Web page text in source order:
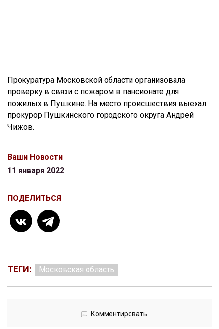
Прокуратура Московской области организовала
проверку в связи с пожаром в пансионате для
пожилых в Пушкине. На место происшествия выехал
прокурор Пушкинского городского округа Андрей
Чижов.
Ваши Новости
11 января 2022
ПОДЕЛИТЬСЯ
ТЕГИ: Московская область
Комментировать